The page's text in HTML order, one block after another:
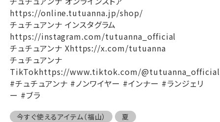
https://online.tutuanna.jp/shop/
チュチュアンナ インスタグラム
https://instagram.com/tutuanna_official
チュチュアンナ Xhttps://x.com/tutuanna
チュチュアンナ
TikTokhttps://www.tiktok.com/
#チュチュアンナ #ノンワイヤー #インナー #ランジェリ
ー #ブラ
今すぐ使えるアイテム（福山） 夏